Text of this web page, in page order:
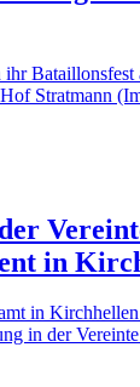
Bataillonsfest
Hof Stratmann
in
in
in der